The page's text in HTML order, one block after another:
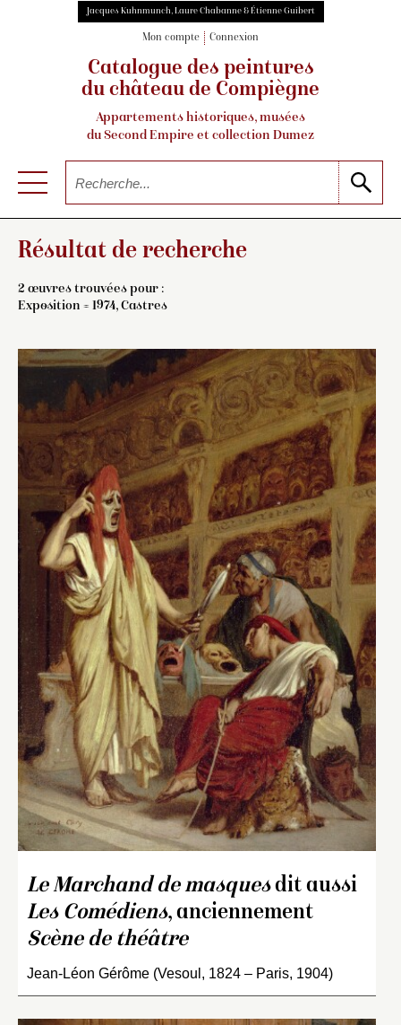
Jacques Kuhnmunch, Laure Chabanne & Étienne Guibert
Mon compte Connexion
Catalogue des peintures
du château de Compiègne
Appartements historiques, musées
du Second Empire et collection Dumez
Résultat de recherche
2 œuvres trouvées pour :
Exposition = 1974, Castres
Le Marchand de masquesdit aussi
Les Comédiens, anciennement
Scène de théâtre
Jean-Léon Gérôme (Vesoul, 1824 – Paris, 1904)